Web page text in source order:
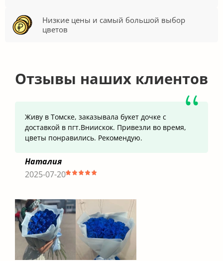
Низкие цены и самый большой выбор
цветов
Отзывы наших клиентов
Живу в Томске, заказывала букет дочке с
доставкой в пгт.Вниискок. Привезли во время,
цветы понравились. Рекомендую.
Наталия
2025-07-20